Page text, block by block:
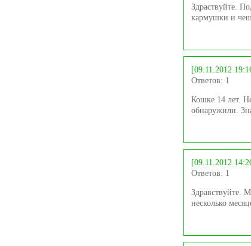
Здраствуйте.
кармушки и
[09.11.2012
Ответов: 1
Кошке 14 лет.
обнаружили.
[09.11.2012
Ответов: 1
Здравствуйте.
несколько